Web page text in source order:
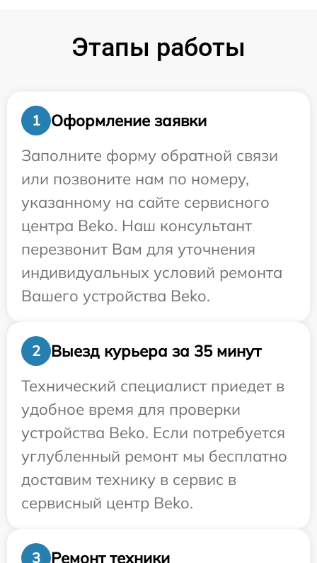
Этапы работы
1
Оформление заявки
Заполните форму обратной связи
или позвоните нам по номеру,
указанному на сайте сервисного
центра Beko. Наш консультант
перезвонит Вам для уточнения
индивидуальных условий ремонта
Вашего устройства Beko.
2
Выезд курьера за 35 минут
Технический специалист приедет в
удобное время для проверки
устройства Beko. Если потребуется
углубленный ремонт мы бесплатно
доставим технику в сервис в
сервисный центр Beko.
3 Ремонт техники